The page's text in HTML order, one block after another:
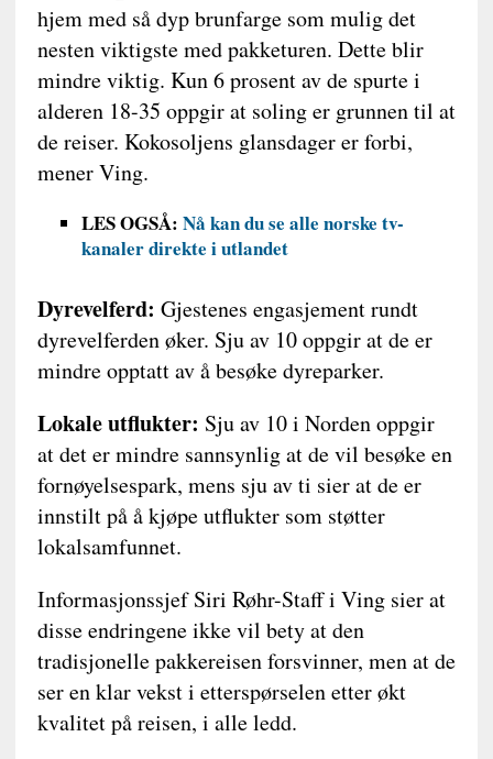
hjem med så dyp brunfarge som mulig det
nesten viktigste med pakketuren. Dette blir
mindre viktig. Kun 6 prosent av de spurte i
alderen 18-35 oppgir at soling er grunnen til at
de reiser. Kokosoljens glansdager er forbi,
mener Ving.
LES OGSÅ: Nå kan du se alle norske tv-
kanaler direkte i utlandet
Dyrevelferd: Gjestenes engasjement rundt
dyrevelferden øker. Sju av 10 oppgir at de er
mindre opptatt av å besøke dyreparker.
Lokale utflukter: Sju av 10 i Norden oppgir
at det er mindre sannsynlig at de vil besøke en
fornøyelsespark, mens sju av ti sier at de er
innstilt på å kjøpe utflukter som støtter
lokalsamfunnet.
Informasjonssjef Siri Røhr-Staff i Ving sier at
disse endringene ikke vil bety at den
tradisjonelle pakkereisen forsvinner, men at de
ser en klar vekst i etterspørselen etter økt
kvalitet på reisen, i alle ledd.